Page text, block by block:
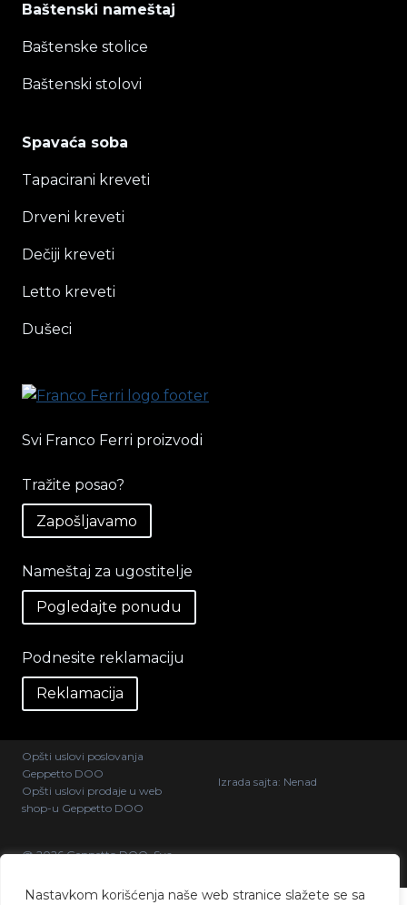
Nastavkom korišćenja naše web stranice slažete se sa
Baštenski nameštaj
Baštenske stolice
Baštenski stolovi
Spavaća soba
Tapacirani kreveti
Drveni kreveti
Dečiji kreveti
Letto kreveti
Dušeci
Svi Franco Ferri proizvodi
Tražite posao?
Zapošljavamo
Nameštaj za ugostitelje
Pogledajte ponudu
Podnesite reklamaciju
Reklamacija
Opšti uslovi poslovanja
Geppetto DOO
Opšti uslovi prodaje u web
shop-u Geppetto DOO
Izrada sajta: Nenad
@ 2026 Geppetto DOO. Sva